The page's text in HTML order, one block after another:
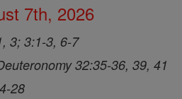
7th, 2026
3; 3:1-3, 6-7
32:35-36, 39, 41
28